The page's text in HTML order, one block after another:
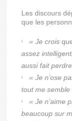
Les discours
que les
« Je crois
assez
aussi fait
« Je n’ose
tout me semble
« Je n’aime
beaucoup sur